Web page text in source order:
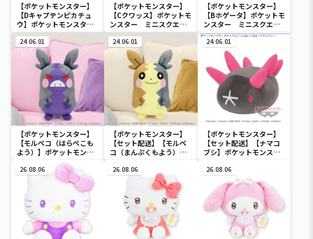
【ポケットモンスター】
【Dキャプテンピカチュ
ウ】ポケットモンスタ
ー ミニスクエアポーチ
【ポケットモンスター】
【Cクワッス】ポケットモ
ンスター ミニスクエア
ポーチ
【ポケットモンスター】
【Bホゲータ】ポケットモ
ンスター ミニスクエア
ポーチ
24.06.01
【ポケットモンスター】
【モルペコ（はらぺこも
よう）】ポケットモンス
ター めちゃもふぐっとぬ
いぐるみ～モルペコ（は
らぺこもよう）～
24.06.01
【ポケットモンスター】
【セット配送】【モルペ
コ（まんぷくもよう）】
ゃもふぐっとぬいぐるみ
～モルペコ（まんぷくも
24.06.01
【ポケットモンスター】
【セット配送】【ナマコ
ブシ】ポケットモンスタ
ぐるみ～ナマコブシ～
26.08.06 26.08.06 26.08.06